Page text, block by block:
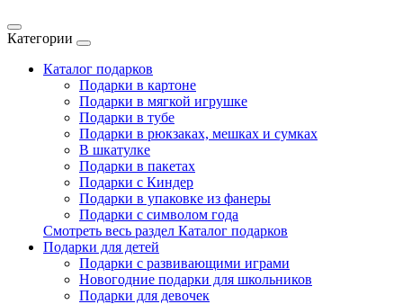
Категории
Каталог подарков
Подарки в картоне
Подарки в мягкой игрушке
Подарки в тубе
Подарки в рюкзаках, мешках и сумках
В шкатулке
Подарки в пакетах
Подарки с Киндер
Подарки в упаковке из фанеры
Подарки с символом года
Смотреть весь раздел Каталог подарков
Подарки для детей
Подарки с развивающими играми
Новогодние подарки для школьников
Подарки для девочек